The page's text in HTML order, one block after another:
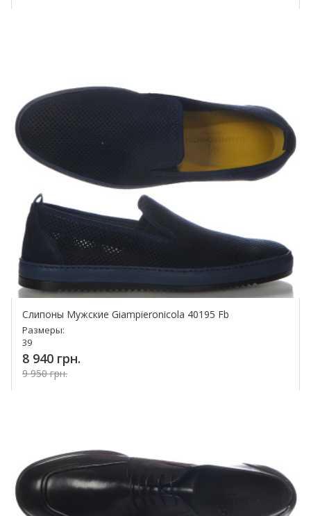
Слипоны Мужские Giampieronicola 40195 Fb
Размеры:
39
8 940 грн.
9 950 грн.